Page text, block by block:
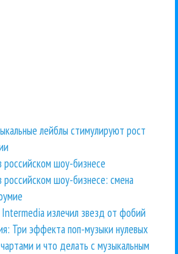
лейблы стимулируют рост
российском шоу-бизнесе
российском шоу-бизнесе: смена
излечил звезд от фобий
Три эффекта поп-музыки нулевых
и что делать с музыкальным